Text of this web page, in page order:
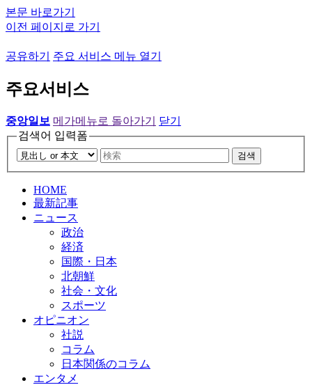
본문 바로가기
이전 페이지로 가기
공유하기 주요 서비스 메뉴 열기
주요서비스
중앙일보 메가메뉴로 돌아가기
닫기
검색어 입력폼
검색
HOME
最新記事
ニュース
政治
経済
国際・日本
北朝鮮
社会・文化
スポーツ
オピニオン
社説
コラム
日本関係のコラム
エンタメ